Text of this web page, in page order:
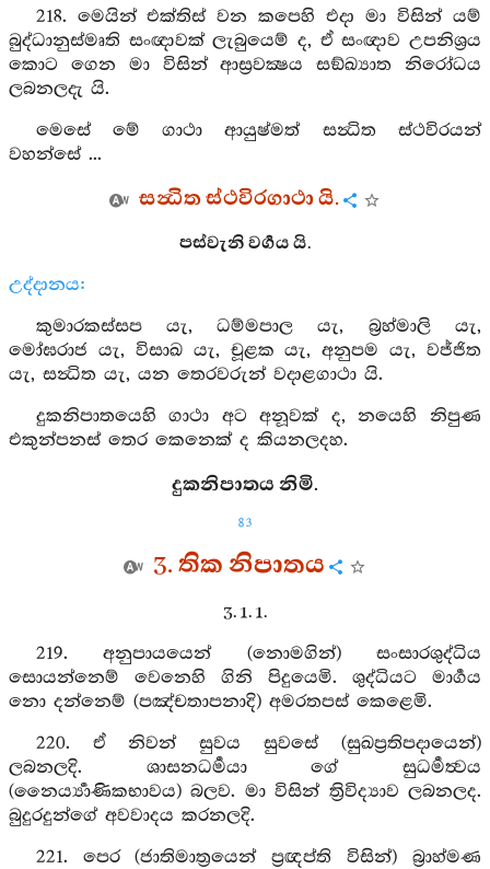
218. මෙයින් එක්තිස් වන කපෙහි එදා මා විසින් යම්
බුද්ධානුස්මෘති සංඥාවක් ලැබුයෙම් ද, ඒ සංඥාව උපනිශ්‍රය
කොට ගෙන මා විසින් ආස්‍රවක්‍ෂය සඞ්ඛ්‍යාත නිරෝධය
ලබනලදැ යි.
මෙසේ මේ ගාථා ආයුෂ්මත් සන්‍ධිත ස්ථවිරයන්
වහන්සේ ...
සන්‍ධිත ස්ථවිරගාථා යි.
පස්වැනි වර්‍ගය යි.
උද්දානය:
කුමාරකස්සප යැ, ධම්මපාල යැ, බ්‍රහ්මාලි යැ,
මෝඝරාජ යැ, විසාඛ යැ, චූළක යැ, අනුපම යැ, වජ්ජිත
යැ, සන්‍ධිත යැ, යන තෙරවරුන් වදාළගාථා යි.
දුකනිපාතයෙහි ගාථා අට අනූවක් ද, නයෙහි නිපුණ
එකුන්පනස් තෙර කෙනෙක් ද කියනලදහ.
දුකනිපාතය නිමි.
83
3. තික නිපාතය
3. 1. 1.
219. අනුපායයෙන් (නොමගින්) සංසාරශුද්ධිය
සොයන්නෙම් වෙනෙහි ගිනි පිදුයෙමි. ශුද්ධියට මාර්‍ගය
නො දන්නෙම් (පඤ්චතාපනාදි) අමරතපස් කෙළෙමි.
220. ඒ නිවන් සුවය සුවසේ (සුඛප්‍රතිපදායෙන්)
ලබනලදි. ශාසනධර්‍මයා ගේ සුධර්‍මත්‍වය
(නෛර්‍ය්‍යාණිකභාවය) බලව. මා විසින් ත්‍රිවිද්‍යාව ලබනලද.
බුදුරදුන්ගේ අවවාදය කරනලදි.
221. පෙර (ජාතිමාත්‍රයෙන් ප්‍රඥප්ති විසින්) බ්‍රාහ්මණ